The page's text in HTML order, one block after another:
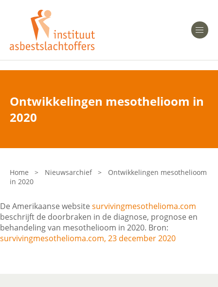
Heeft u Mesothelioom?
Heeft u Asbestose?
Asbest en Gezondheid
Laatste nieuws
Onze organisatie
Veelgestelde vragen
Ontwikkelingen mesothelioom in
2020
Home > Nieuwsarchief >
Ontwikkelingen mesothelioom
in 2020
De Amerikaanse website survivingmesothelioma.com
beschrijft de doorbraken in de diagnose, prognose en
behandeling van mesothelioom in 2020. Bron:
survivingmesothelioma.com, 23 december 2020